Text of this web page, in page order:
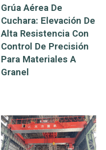
Grúa Aérea De
Cuchara: Elevación De
Alta Resistencia Con
Control De Precisión
Para Materiales A
Granel